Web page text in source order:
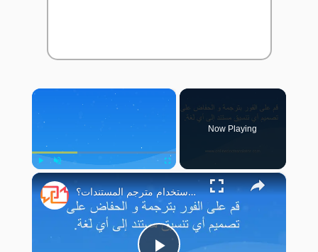
×
Play Unmute Fullscreen
Now Playing
×
كيف يمكنني استخدام مترجم المستندات؟